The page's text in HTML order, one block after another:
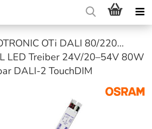
OTi DALI 80/220…
LED Treiber 24V/20–54V 80W
DALI-2 TouchDIM